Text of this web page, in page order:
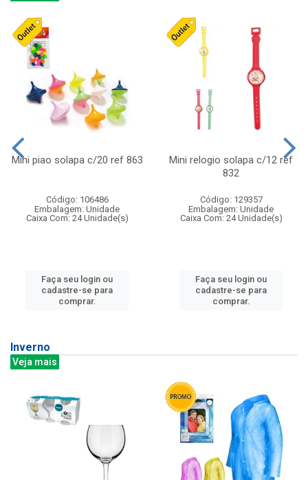
Mini piao solapa c/20 ref 863
Código: 106486
Embalagem: Unidade
Caixa Com: 24 Unidade(s)
Faça seu login ou
cadastre-se para
comprar.
Mini relogio solapa c/12 ref
832
Código: 129357
Embalagem: Unidade
Caixa Com: 24 Unidade(s)
Faça seu login ou
cadastre-se para
comprar.
Inverno
Veja mais